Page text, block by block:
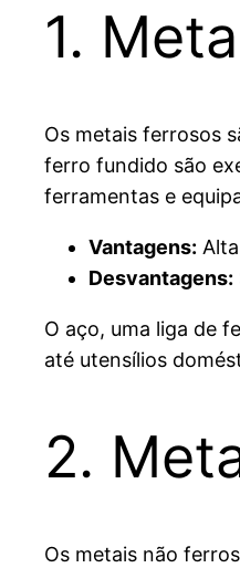
1.
Os metais ferrosos
ferro fundido são
ferramentas e
Vantagens:
Desvantagens:
O aço, uma liga de
até utensílios
2.
Os metais não